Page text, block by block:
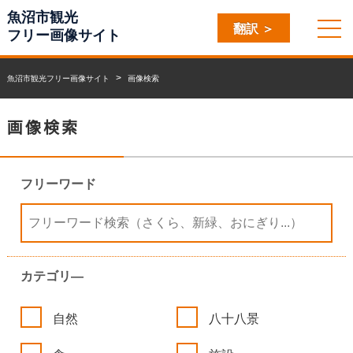
魚沼市観光
フリー画像サイト
魚沼市観光フリー画像サイト 画像検索
画像検索
フリーワード
カテゴリ―
自然 八十八景
翻訳 ＞